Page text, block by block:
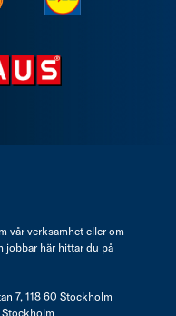
vår verksamhet eller om
jobbar här hittar du på
7, 118 60 Stockholm
Stockholm